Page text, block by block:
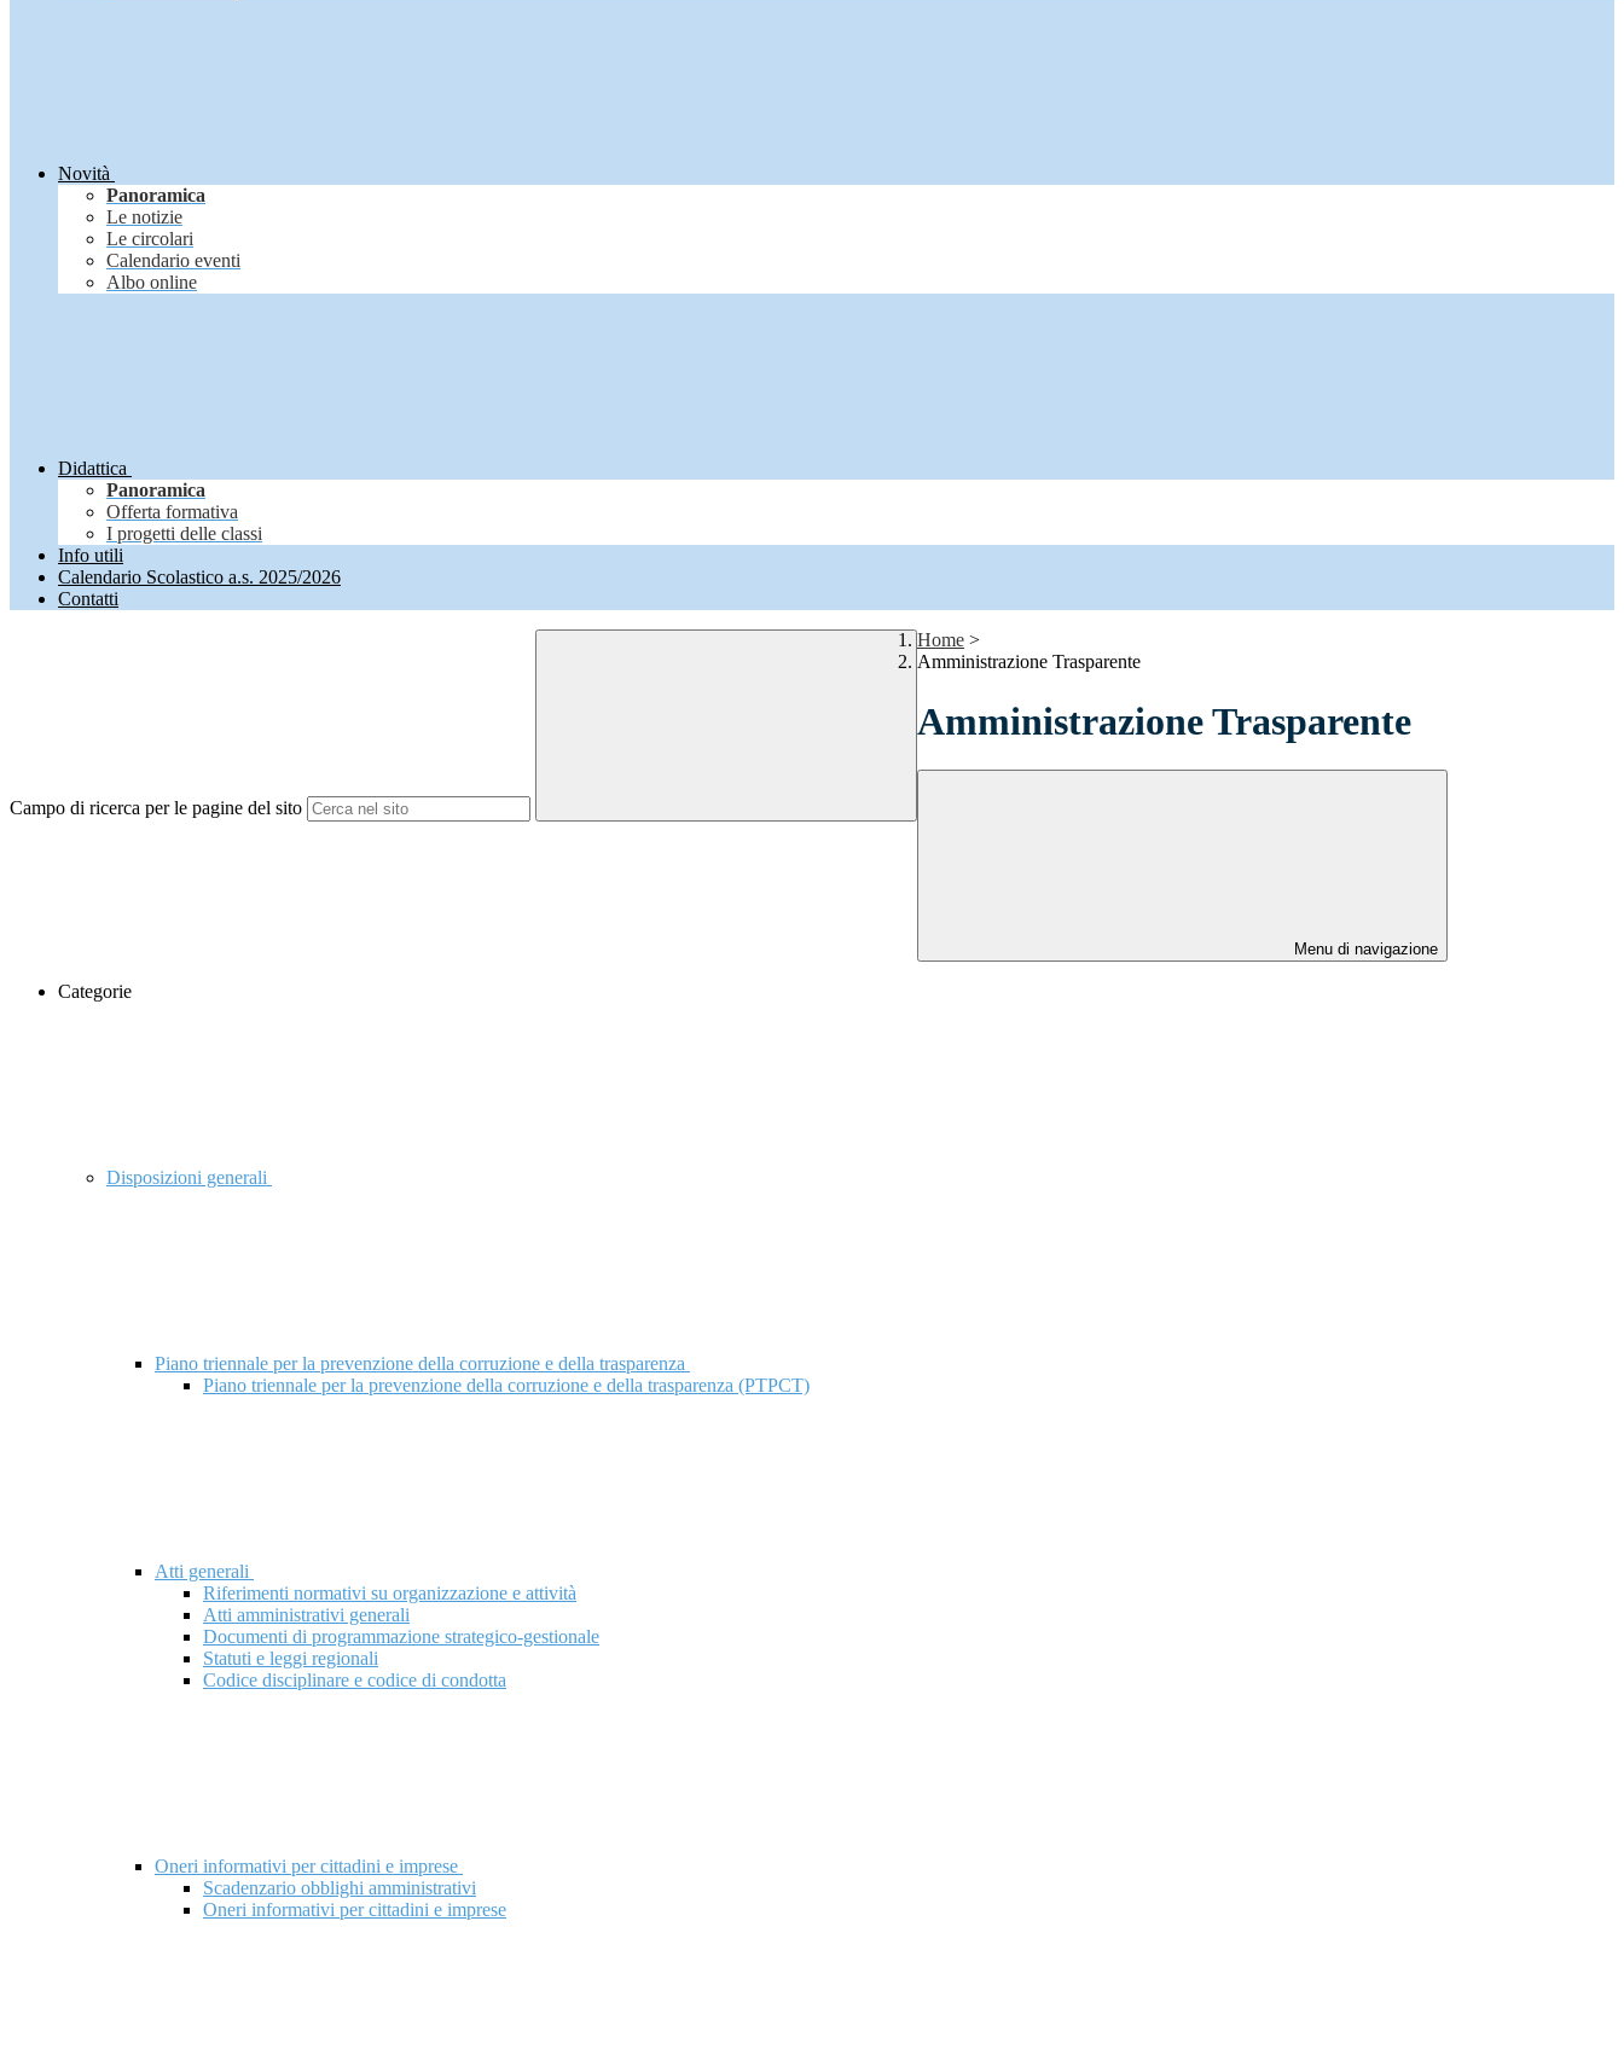
Novità
Panoramica
Le notizie
Le circolari
Calendario eventi
Albo online
Didattica
Panoramica
Offerta formativa
I progetti delle classi
Info utili
Calendario Scolastico a.s. 2025/2026
Contatti
Campo di ricerca per le pagine del sito
Home >
Amministrazione Trasparente
Amministrazione Trasparente
Menu di navigazione
Categorie
Disposizioni generali
Piano triennale per la prevenzione della corruzione e della trasparenza
Piano triennale per la prevenzione della corruzione e della trasparenza (PTPCT)
Atti generali
Riferimenti normativi su organizzazione e attività
Atti amministrativi generali
Documenti di programmazione strategico-gestionale
Statuti e leggi regionali
Codice disciplinare e codice di condotta
Oneri informativi per cittadini e imprese
Scadenzario obblighi amministrativi
Oneri informativi per cittadini e imprese